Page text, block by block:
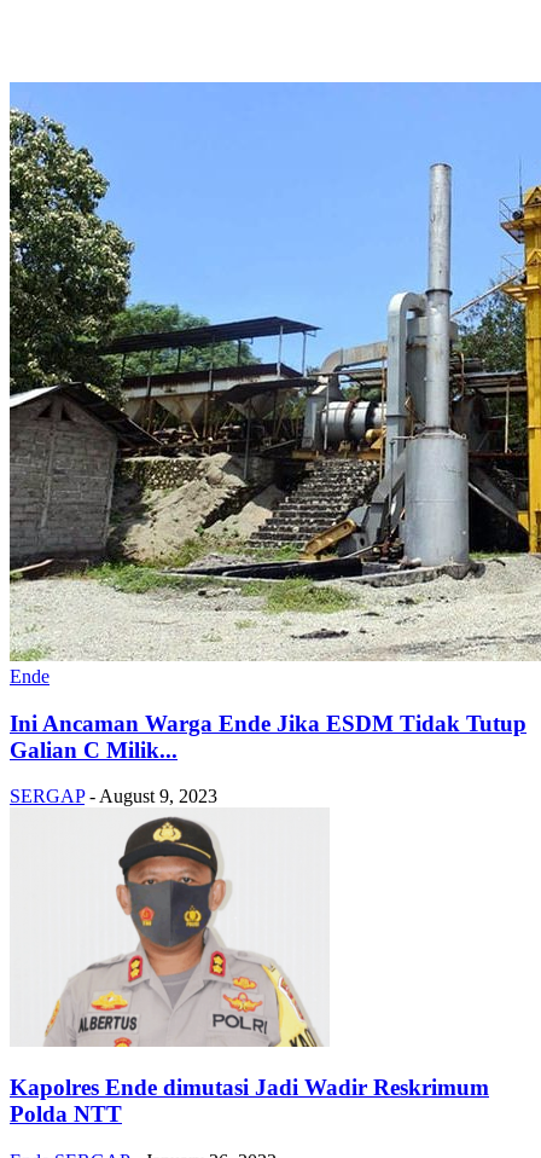
Ende
Ini Ancaman Warga Ende Jika ESDM Tidak Tutup
Galian C Milik...
SERGAP - August 9, 2023
Kapolres Ende dimutasi Jadi Wadir Reskrimum
Polda NTT